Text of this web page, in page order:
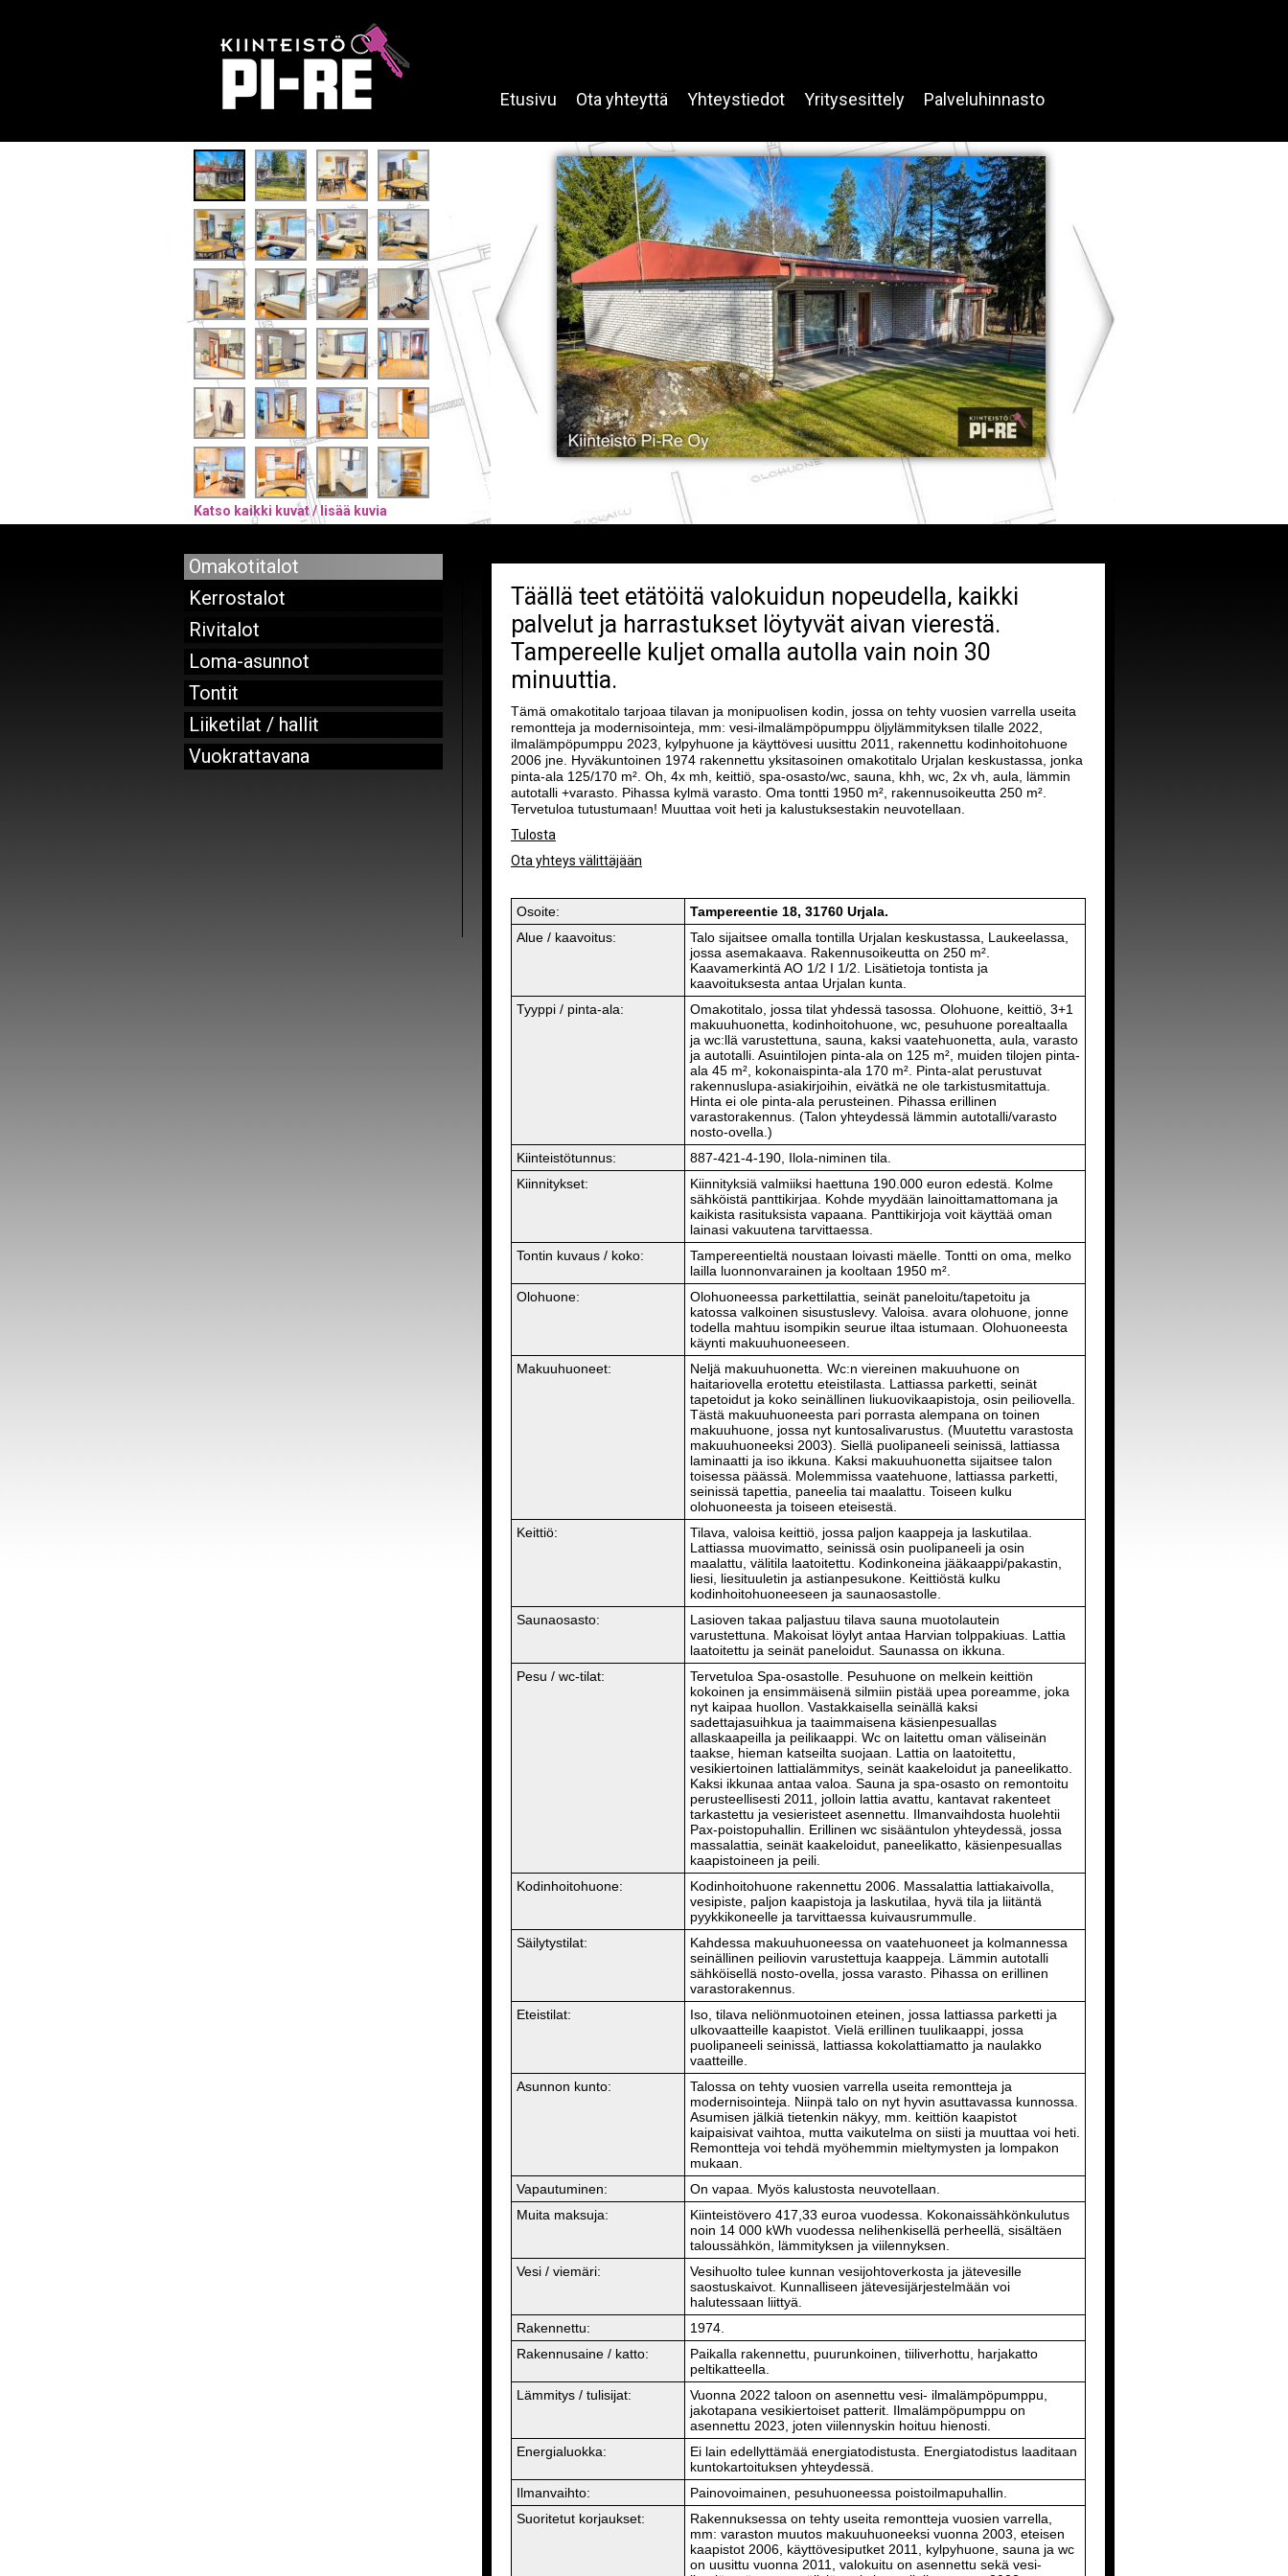
Etusivu Ota yhteyttä Yhteystiedot Yritysesittely Palveluhinnasto
Katso kaikki kuvat / lisää kuvia
Omakotitalot
Kerrostalot
Rivitalot
Loma-asunnot
Tontit
Liiketilat / hallit
Vuokrattavana
Täällä teet etätöitä valokuidun nopeudella, kaikki
palvelut ja harrastukset löytyvät aivan vierestä.
Tampereelle kuljet omalla autolla vain noin 30
minuuttia.
Tämä omakotitalo tarjoaa tilavan ja monipuolisen kodin, jossa on tehty vuosien varrella useita
remontteja ja modernisointeja, mm: vesi-ilmalämpöpumppu öljylämmityksen tilalle 2022,
ilmalämpöpumppu 2023, kylpyhuone ja käyttövesi uusittu 2011, rakennettu kodinhoitohuone
2006 jne. Hyväkuntoinen 1974 rakennettu yksitasoinen omakotitalo Urjalan keskustassa, jonka
pinta-ala 125/170 m². Oh, 4x mh, keittiö, spa-osasto/wc, sauna, khh, wc, 2x vh, aula, lämmin
autotalli +varasto. Pihassa kylmä varasto. Oma tontti 1950 m², rakennusoikeutta 250 m².
Tervetuloa tutustumaan! Muuttaa voit heti ja kalustuksestakin neuvotellaan.
Tulosta
Ota yhteys välittäjään
Osoite:
Tampereentie 18, 31760 Urjala.
Alue / kaavoitus:
Talo sijaitsee omalla tontilla Urjalan keskustassa, Laukeelassa,
jossa asemakaava. Rakennusoikeutta on 250 m².
Kaavamerkintä AO 1/2 I 1/2. Lisätietoja tontista ja
kaavoituksesta antaa Urjalan kunta.
Tyyppi / pinta-ala:
Omakotitalo, jossa tilat yhdessä tasossa. Olohuone, keittiö, 3+1
makuuhuonetta, kodinhoitohuone, wc, pesuhuone porealtaalla
ja wc:llä varustettuna, sauna, kaksi vaatehuonetta, aula, varasto
ja autotalli. Asuintilojen pinta-ala on 125 m², muiden tilojen pinta-
ala 45 m², kokonaispinta-ala 170 m². Pinta-alat perustuvat
rakennuslupa-asiakirjoihin, eivätkä ne ole tarkistusmitattuja.
Hinta ei ole pinta-ala perusteinen. Pihassa erillinen
varastorakennus. (Talon yhteydessä lämmin autotalli/varasto
nosto-ovella.)
Kiinteistötunnus:
887-421-4-190, Ilola-niminen tila.
Kiinnitykset:
Kiinnityksiä valmiiksi haettuna 190.000 euron edestä. Kolme
sähköistä panttikirjaa. Kohde myydään lainoittamattomana ja
kaikista rasituksista vapaana. Panttikirjoja voit käyttää oman
lainasi vakuutena tarvittaessa.
Tontin kuvaus / koko:
Tampereentieltä noustaan loivasti mäelle. Tontti on oma, melko
lailla luonnonvarainen ja kooltaan 1950 m².
Olohuone:
Olohuoneessa parkettilattia, seinät paneloitu/tapetoitu ja
katossa valkoinen sisustuslevy. Valoisa. avara olohuone, jonne
todella mahtuu isompikin seurue iltaa istumaan. Olohuoneesta
käynti makuuhuoneeseen.
Makuuhuoneet:
Neljä makuuhuonetta. Wc:n viereinen makuuhuone on
haitariovella erotettu eteistilasta. Lattiassa parketti, seinät
tapetoidut ja koko seinällinen liukuovikaapistoja, osin peiliovella.
Tästä makuuhuoneesta pari porrasta alempana on toinen
makuuhuone, jossa nyt kuntosalivarustus. (Muutettu varastosta
makuuhuoneeksi 2003). Siellä puolipaneeli seinissä, lattiassa
laminaatti ja iso ikkuna. Kaksi makuuhuonetta sijaitsee talon
toisessa päässä. Molemmissa vaatehuone, lattiassa parketti,
seinissä tapettia, paneelia tai maalattu. Toiseen kulku
olohuoneesta ja toiseen eteisestä.
Keittiö:
Tilava, valoisa keittiö, jossa paljon kaappeja ja laskutilaa.
Lattiassa muovimatto, seinissä osin puolipaneeli ja osin
maalattu, välitila laatoitettu. Kodinkoneina jääkaappi/pakastin,
liesi, liesituuletin ja astianpesukone. Keittiöstä kulku
kodinhoitohuoneeseen ja saunaosastolle.
Saunaosasto:
Lasioven takaa paljastuu tilava sauna muotolautein
varustettuna. Makoisat löylyt antaa Harvian tolppakiuas. Lattia
laatoitettu ja seinät paneloidut. Saunassa on ikkuna.
Pesu / wc-tilat:
Tervetuloa Spa-osastolle. Pesuhuone on melkein keittiön
kokoinen ja ensimmäisenä silmiin pistää upea poreamme, joka
nyt kaipaa huollon. Vastakkaisella seinällä kaksi
sadettajasuihkua ja taaimmaisena käsienpesuallas
allaskaapeilla ja peilikaappi. Wc on laitettu oman väliseinän
taakse, hieman katseilta suojaan. Lattia on laatoitettu,
vesikiertoinen lattialämmitys, seinät kaakeloidut ja paneelikatto.
Kaksi ikkunaa antaa valoa. Sauna ja spa-osasto on remontoitu
perusteellisesti 2011, jolloin lattia avattu, kantavat rakenteet
tarkastettu ja vesieristeet asennettu. Ilmanvaihdosta huolehtii
Pax-poistopuhallin. Erillinen wc sisääntulon yhteydessä, jossa
massalattia, seinät kaakeloidut, paneelikatto, käsienpesuallas
kaapistoineen ja peili.
Kodinhoitohuone:
Kodinhoitohuone rakennettu 2006. Massalattia lattiakaivolla,
vesipiste, paljon kaapistoja ja laskutilaa, hyvä tila ja liitäntä
pyykkikoneelle ja tarvittaessa kuivausrummulle.
Säilytystilat:
Kahdessa makuuhuoneessa on vaatehuoneet ja kolmannessa
seinällinen peiliovin varustettuja kaappeja. Lämmin autotalli
sähköisellä nosto-ovella, jossa varasto. Pihassa on erillinen
varastorakennus.
Eteistilat:
Iso, tilava neliönmuotoinen eteinen, jossa lattiassa parketti ja
ulkovaatteille kaapistot. Vielä erillinen tuulikaappi, jossa
puolipaneeli seinissä, lattiassa kokolattiamatto ja naulakko
vaatteille.
Asunnon kunto:
Talossa on tehty vuosien varrella useita remontteja ja
modernisointeja. Niinpä talo on nyt hyvin asuttavassa kunnossa.
Asumisen jälkiä tietenkin näkyy, mm. keittiön kaapistot
kaipaisivat vaihtoa, mutta vaikutelma on siisti ja muuttaa voi heti.
Remontteja voi tehdä myöhemmin mieltymysten ja lompakon
mukaan.
Vapautuminen:
On vapaa. Myös kalustosta neuvotellaan.
Muita maksuja:
Kiinteistövero 417,33 euroa vuodessa. Kokonaissähkönkulutus
noin 14 000 kWh vuodessa nelihenkisellä perheellä, sisältäen
taloussähkön, lämmityksen ja viilennyksen.
Vesi / viemäri:
Vesihuolto tulee kunnan vesijohtoverkosta ja jätevesille
saostuskaivot. Kunnalliseen jätevesijärjestelmään voi
halutessaan liittyä.
Rakennettu:
1974.
Rakennusaine / katto:
Paikalla rakennettu, puurunkoinen, tiiliverhottu, harjakatto
peltikatteella.
Lämmitys / tulisijat:
Vuonna 2022 taloon on asennettu vesi- ilmalämpöpumppu,
jakotapana vesikiertoiset patterit. Ilmalämpöpumppu on
asennettu 2023, joten viilennyskin hoituu hienosti.
Energialuokka:
Ei lain edellyttämää energiatodistusta. Energiatodistus laaditaan
kuntokartoituksen yhteydessä.
Ilmanvaihto:
Painovoimainen, pesuhuoneessa poistoilmapuhallin.
Suoritetut korjaukset:
Rakennuksessa on tehty useita remontteja vuosien varrella,
mm: varaston muutos makuuhuoneeksi vuonna 2003, eteisen
kaapistot 2006, käyttövesiputket 2011, kylpyhuone, sauna ja wc
on uusittu vuonna 2011, valokuitu on asennettu sekä vesi-